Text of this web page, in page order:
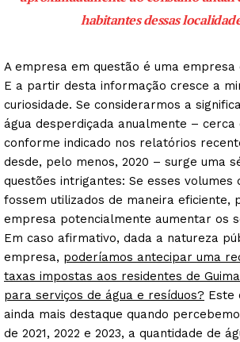
habitantes dessas
A empresa em questão é uma empresa
E a partir desta informação cresce a
curiosidade. Se considerarmos a
água desperdiçada anualmente – cerca
conforme indicado nos relatórios
desde, pelo menos, 2020 – surge uma
questões intrigantes: Se esses volumes
fossem utilizados de maneira eficiente,
empresa potencialmente aumentar os
Em caso afirmativo, dada a natureza
empresa, poderíamos antecipar uma
taxas impostas aos residentes de
para serviços de água e resíduos? Este
ainda mais destaque quando
de 2021, 2022 e 2023, a quantidade de